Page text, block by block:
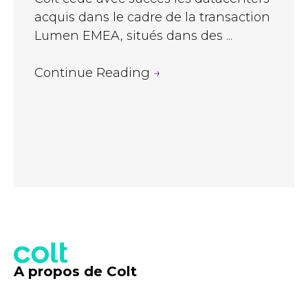
acquis dans le cadre de la transaction
Lumen EMEA, situés dans des ...
Continue Reading →
A propos de Colt